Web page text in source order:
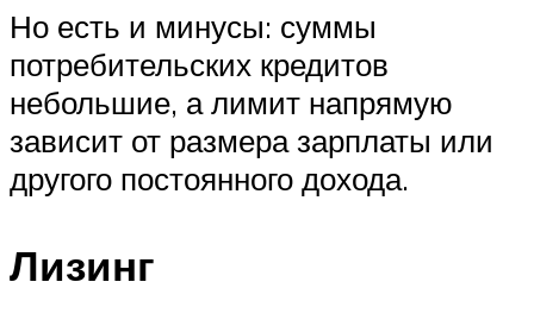
Но есть и минусы: суммы
потребительских кредитов
небольшие, а лимит напрямую
зависит от размера зарплаты или
другого постоянного дохода.
Лизинг